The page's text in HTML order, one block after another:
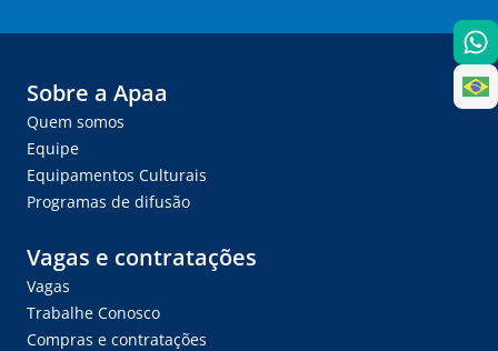
Sobre a Apaa
Quem somos
Equipe
Equipamentos Culturais
Programas de difusão
Vagas e contratações
Vagas
Trabalhe Conosco
Compras e contratações